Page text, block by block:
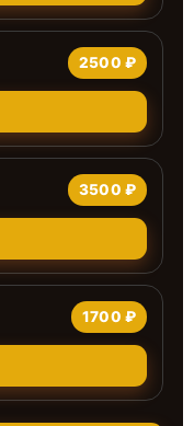
2500 ₽
3500 ₽
1700 ₽